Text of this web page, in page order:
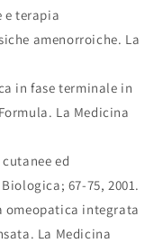
e terapia
amenorroiche. La
in fase terminale in
La Medicina
ed
67-75, 2001.
omeopatica integrata
La Medicina